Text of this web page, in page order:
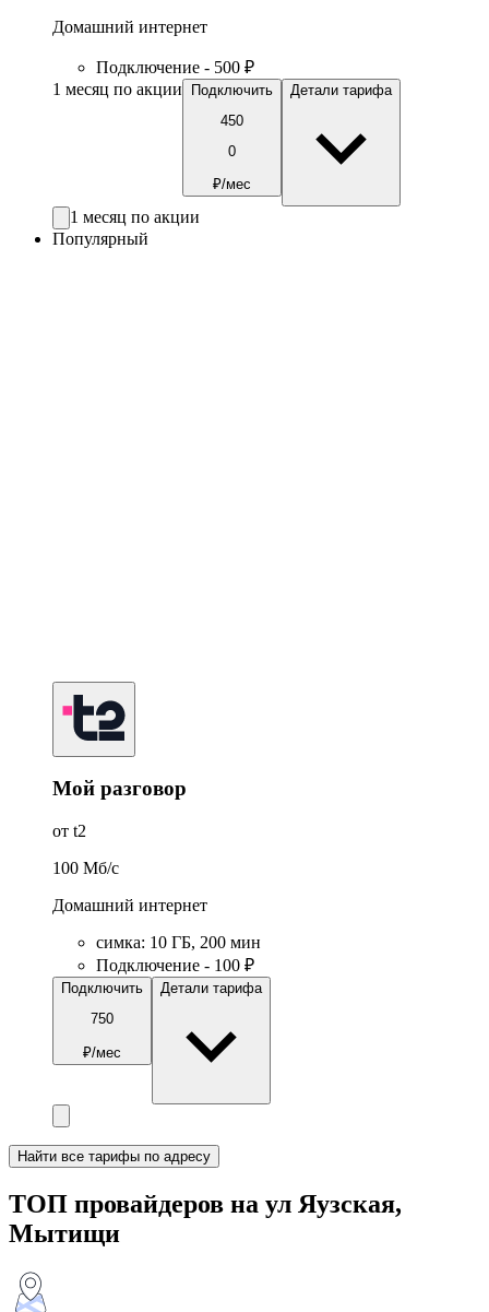
Домашний интернет
Подключение - 500 ₽
1 месяц по акции
Подключить
450
0
₽/мес
Детали тарифа
1 месяц по акции
Популярный
Мой разговор
от t2
100 Мб/c
Домашний интернет
симка: 10 ГБ, 200 мин
Подключение - 100 ₽
Подключить
750
₽/мес
Детали тарифа
Найти все тарифы по адресу
ТОП провайдеров на ул Яузская,
Мытищи